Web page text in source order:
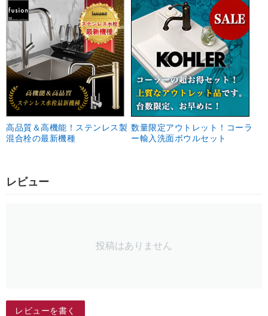
高品質＆高機能！ステンレス製
混合栓の最新機種
数量限定アウトレット！コーラ
ー輸入洗面ボウルセット
レビュー
投稿はありません
レビューを書く